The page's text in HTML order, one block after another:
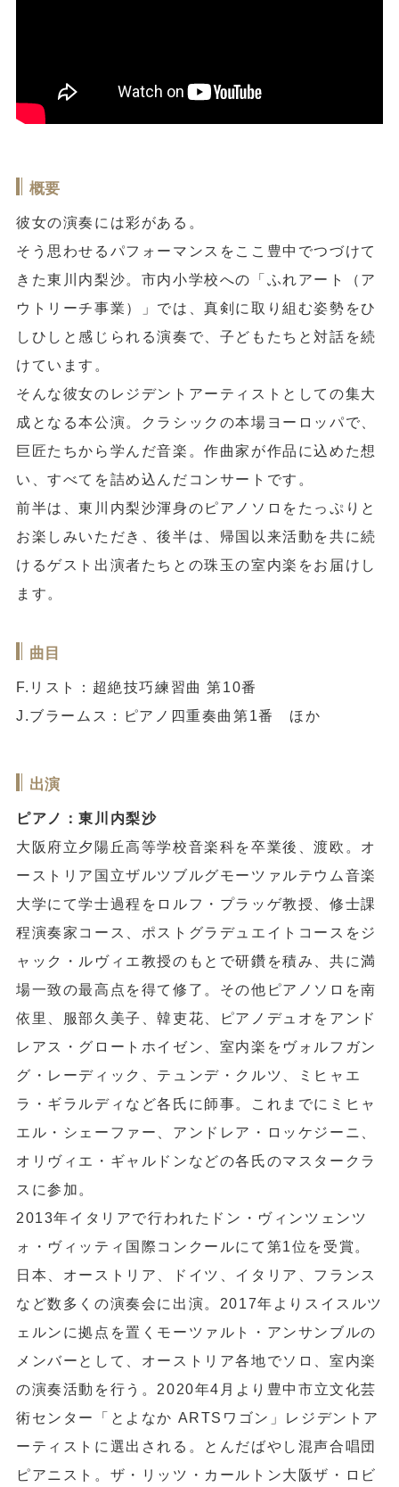
概要
彼女の演奏には彩がある。
そう思わせるパフォーマンスをここ豊中でつづけて
きた東川内梨沙。市内小学校への「ふれアート（ア
ウトリーチ事業）」では、真剣に取り組む姿勢をひ
しひしと感じられる演奏で、子どもたちと対話を続
けています。
そんな彼女のレジデントアーティストとしての集大
成となる本公演。クラシックの本場ヨーロッパで、
巨匠たちから学んだ音楽。作曲家が作品に込めた想
い、すべてを詰め込んだコンサートです。
前半は、東川内梨沙渾身のピアノソロをたっぷりと
お楽しみいただき、後半は、帰国以来活動を共に続
けるゲスト出演者たちとの珠玉の室内楽をお届けし
ます。
曲目
F.リスト：超絶技巧練習曲 第10番
J.ブラームス：ピアノ四重奏曲第1番 ほか
出演
ピアノ：東川内梨沙
大阪府立夕陽丘高等学校音楽科を卒業後、渡欧。オ
ーストリア国立ザルツブルグモーツァルテウム音楽
大学にて学士過程をロルフ・プラッゲ教授、修士課
程演奏家コース、ポストグラデュエイトコースをジ
ャック・ルヴィエ教授のもとで研鑽を積み、共に満
場一致の最高点を得て修了。その他ピアノソロを南
依里、服部久美子、韓吏花、ピアノデュオをアンド
レアス・グロートホイゼン、室内楽をヴォルフガン
グ・レーディック、テュンデ・クルツ、ミヒャエ
ラ・ギラルディなど各氏に師事。これまでにミヒャ
エル・シェーファー、アンドレア・ロッケジーニ、
オリヴィエ・ギャルドンなどの各氏のマスタークラ
スに参加。
2013年イタリアで行われたドン・ヴィンツェンツ
ォ・ヴィッティ国際コンクールにて第1位を受賞。
日本、オーストリア、ドイツ、イタリア、フランス
など数多くの演奏会に出演。2017年よりスイスルツ
ェルンに拠点を置くモーツァルト・アンサンブルの
メンバーとして、オーストリア各地でソロ、室内楽
の演奏活動を行う。2020年4月より豊中市立文化芸
術センター「とよなか ARTSワゴン」レジデントア
ーティストに選出される。とんだばやし混声合唱団
ピアニスト。ザ・リッツ・カールトン大阪ザ・ロビ